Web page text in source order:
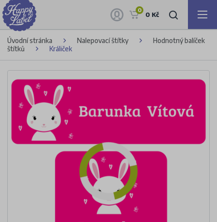
0
0 Kč
Úvodní stránka Nalepovací štítky
Hodnotný balíček
štítků
Králiček